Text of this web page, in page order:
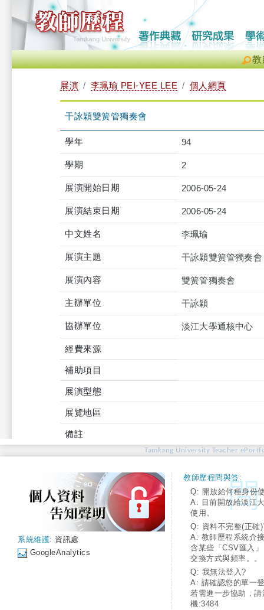
教
展演 李珮瑜 PEI-YEE LEE 個人網頁
干詠穎雙簧管獨奏會
學年 94
學期 2
展演開始日期 2006-05-24
展演結束日期 2006-05-24
中文姓名 李珮瑜
展演主題 干詠穎雙簧管獨奏會
展演內容 雙簧管獨奏會
主辦單位 干詠穎
協辦單位 淡江大學通核中心
經費來源
補助項目
展演型態
展覽地區
備註
Tamkang University Teacher
系統維護: 資訊處
GoogleAnalytics
教師歷程問與答:
Q: 開放給何種身份
A: 目前開放給淡江
使用。
Q: 資料不完整(正確
A: 教師歷程系統介
含某些「CSV匯入
交換方式與頻率。。
Q: 我無法登入?
A: 請確認您的單一
若需進一步協助，
機:3484